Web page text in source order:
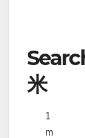
米
1
m